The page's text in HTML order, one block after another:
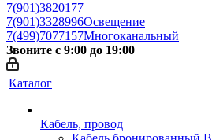
7(901)3820177
7(901)3328996Освещение
7(499)7077157Многоканальный
Звоните с 9:00 до 19:00
Каталог
Кабель, провод